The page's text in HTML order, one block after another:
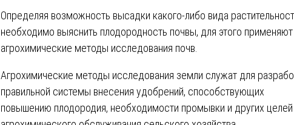
Определяя возможность высадки какого-либо вида
необходимо выяснить плодородность почвы, для этого применяют
агрохимические методы исследования почв.
Агрохимические методы исследования земли служат для
правильной системы внесения удобрений, способствующих
повышению плодородия, необходимости промывки и других целей